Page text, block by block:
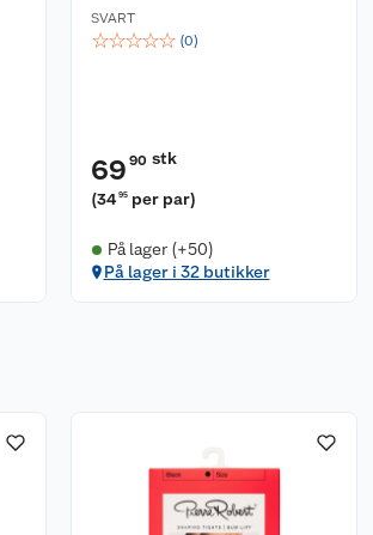
SVART
☆☆☆☆☆ (0)
69 90 stk
(34 95 per par)
På lager (+50)
På lager i 32 butikker